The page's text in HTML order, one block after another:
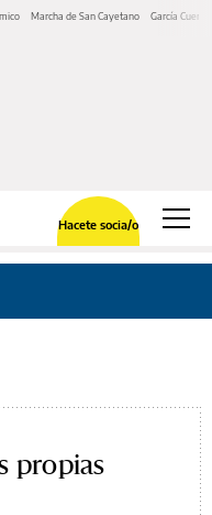
Marcha de San Cayetano García Cuerva
Hacete socia/o
propias